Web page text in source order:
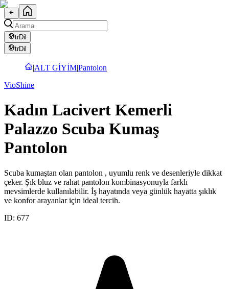
trDil
trDil
|ALT GİYİM|Pantolon
VioShine
Kadın Lacivert Kemerli
Palazzo Scuba Kumaş
Pantolon
Scuba kumaştan olan pantolon , uyumlu renk ve desenleriyle dikkat
çeker. Şık bluz ve rahat pantolon kombinasyonuyla farklı
mevsimlerde kullanılabilir. İş hayatında veya günlük hayatta şıklık
ve konfor arayanlar için ideal tercih.
ID: 677